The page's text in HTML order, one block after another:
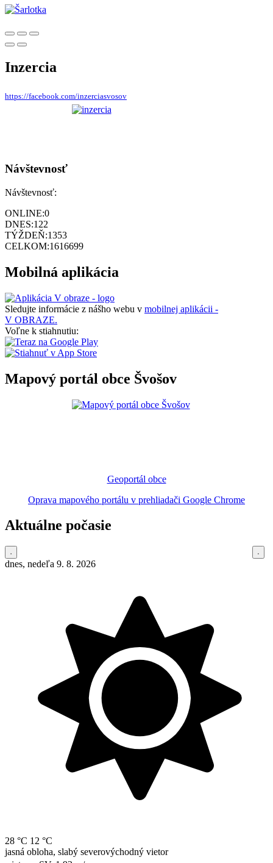
Inzercia
https://facebook.com/inzerciasvosov
Návštevnosť
Návštevnosť:
ONLINE:0
DNES:122
TÝŽDEŇ:1353
CELKOM:1616699
Mobilná aplikácia
Sledujte informácie z nášho webu v mobilnej aplikácii -
V OBRAZE.
Voľne k stiahnutiu:
Mapový portál obce Švošov
Geoportál obce
Oprava mapového portálu v prehliadači Google Chrome
Aktuálne počasie
dnes, nedeľa 9. 8. 2026
28 °C 12 °C
jasná obloha, slabý severovýchodný vietor